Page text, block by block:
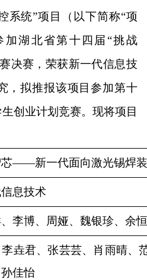
系统”项目（以下简称“项
加湖北省第十四届“挑战
决赛，荣获新一代信息技
，拟推报该项目参加第十
创业计划竞赛。现将项目
——新一代面向激光锡焊
息技术
李博、周娅、魏银珍、余
垚君、张芸芸、肖雨晴、
佳怡